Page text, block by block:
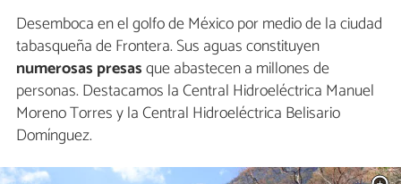
Desemboca en el golfo de México por medio de la ciudad
tabasqueña de Frontera. Sus aguas constituyen
numerosas presasque abastecen a millones de
personas. Destacamos la Central Hidroeléctrica Manuel
Moreno Torres y la Central Hidroeléctrica Belisario
Domínguez.